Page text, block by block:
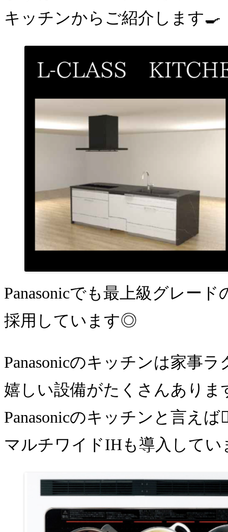
キッチンからご紹介します🍳
Panasonicでも最上級グレード
採用しています◎
Panasonicのキッチンは家事ラ
嬉しい設備がたくさんありま
Panasonicのキッチンと言えば
マルチワイドIHも導入してい